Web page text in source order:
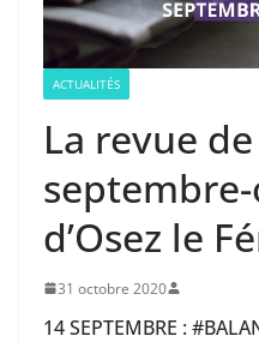
ACTUALITÉS
La revue
d’Osez le
31 octobre 2020
14 SEPTEMBRE :